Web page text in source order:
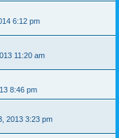
6:12 pm
11:20 am
8:46 pm
2013 3:23 pm